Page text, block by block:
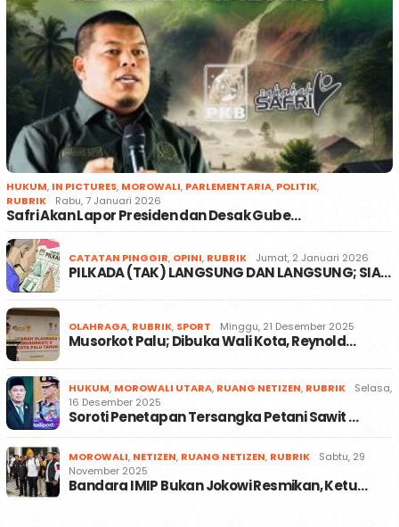
HUKUM, IN PICTURES, MOROWALI, PARLEMENTARIA, POLITIK,
RUBRIK
Rabu, 7 Januari 2026
Safri Akan Lapor Presiden dan Desak Gube…
CATATAN PINGGIR, OPINI, RUBRIK Jumat, 2 Januari 2026
PILKADA (TAK) LANGSUNG DAN LANGSUNG; SIA…
OLAHRAGA, RUBRIK, SPORT Minggu, 21 Desember 2025
Musorkot Palu; Dibuka Wali Kota, Reynold…
HUKUM, MOROWALI UTARA, RUANG NETIZEN, RUBRIK
Selasa,
16 Desember 2025
Soroti Penetapan Tersangka Petani Sawit …
MOROWALI, NETIZEN, RUANG NETIZEN, RUBRIK
Sabtu, 29
November 2025
Bandara IMIP Bukan Jokowi Resmikan, Ketu…